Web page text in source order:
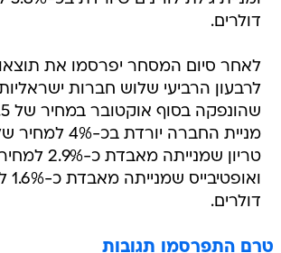
דולרים.
לאחר סיום המסחר יפרסמו את
לרבעון הרביעי שלוש חברות ישראליות:
דולרים.
טרם התפרסמו תגובות